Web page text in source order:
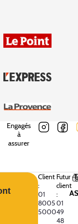
Engagés
à
assurer
Client
:
01
8005
5000
Futur
client
:
01
49
48